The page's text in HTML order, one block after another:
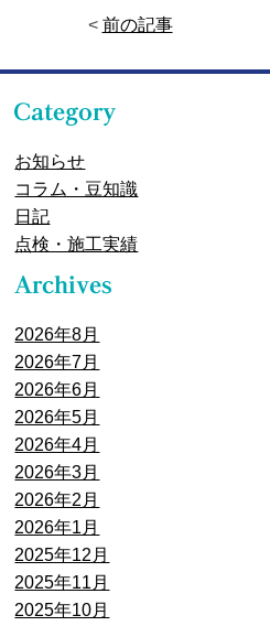
< 前の記事
お知らせ
コラム・豆知識
日記
点検・施工実績
2026年8月
2026年7月
2026年6月
2026年5月
2026年4月
2026年3月
2026年2月
2026年1月
2025年12月
2025年11月
2025年10月